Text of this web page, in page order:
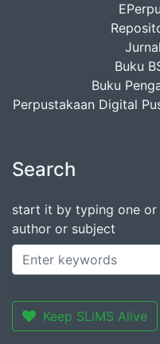
Buku
Buku
Perpustakaan Digital
Search
start it by typing one
author or subject
Keep SLiMS Alive